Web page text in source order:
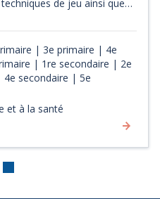
de jeu ainsi que
du jeu : un chronomètre,
pointage, un terrain
| 3e primaire | 4e
| 1re secondaire | 2e
secondaire | 5e
et à la santé